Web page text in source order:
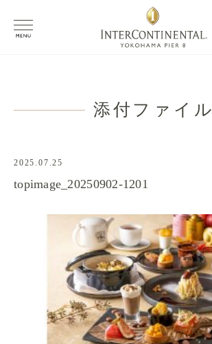
添付ファイル
2025.07.25
topimage_20250902-1201